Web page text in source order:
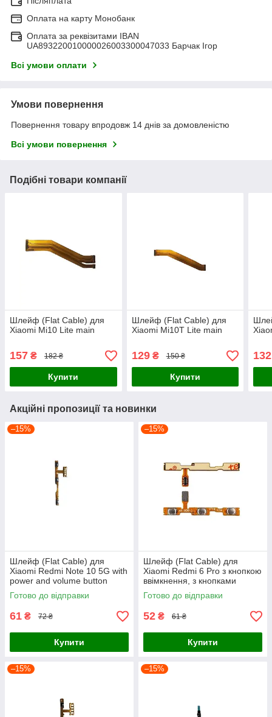
Оплата на карту Монобанк
Оплата за реквізитами IBAN
UA893220010000026003300047033 Барчак Ігор
Всі умови оплати
Умови повернення
Повернення товару впродовж 14 днів за домовленістю
Всі умови повернення
Подібні товари компанії
Шлейф (Flat Cable) для
Xiaomi Mi10 Lite main
157 ₴ 182 ₴
Купити
Шлейф (Flat Cable) для
Xiaomi Mi10T Lite main
129₴ 150 ₴
Купити
132
Акційні пропозиції та новинки
–15%
Шлейф (Flat Cable) для
Xiaomi Redmi Note 10 5G with
power and volume button
Готово до відправки
61 ₴ 72 ₴
Купити
–15%
Шлейф (Flat Cable) для
Xiaomi Redmi 6 Pro з кнопкою
ввімкнення, з кнопками
регулювання гучності
Готово до відправки
52 ₴ 61 ₴
Купити
–15% –15%